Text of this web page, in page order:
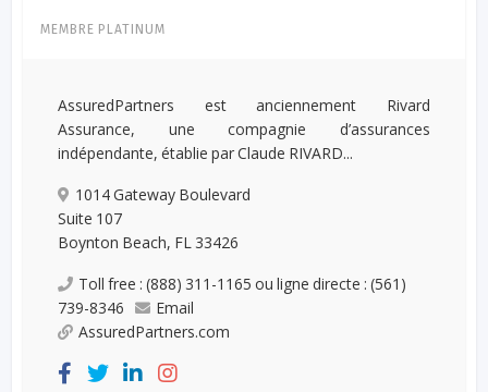
MEMBRE PLATINUM
AssuredPartners est anciennement Rivard
Assurance, une compagnie d’assurances
indépendante, établie par Claude RIVARD...
1014 Gateway Boulevard
Suite 107
Boynton Beach, FL 33426
Toll free : (888) 311-1165 ou ligne directe : (561)
739-8346
Email
AssuredPartners.com